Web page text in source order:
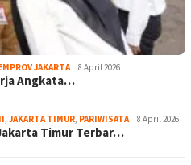
JAKARTA 8 April 2026
Angkata…
JAKARTA TIMUR PARIWISATA 8 April 2026
Timur Terbar…